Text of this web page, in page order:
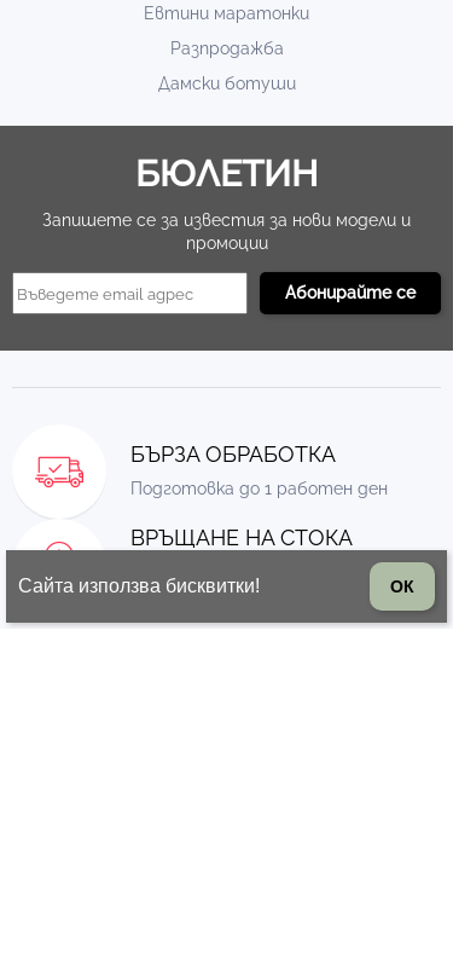
Евтини маратонки
Разпродажба
Дамски ботуши
БЮЛЕТИН
Запишете се за известия за нови модели и
промоции
БЪРЗА ОБРАБОТКА
Подготовка до 1 работен ден
ВРЪЩАНЕ НА СТОКА
стоката
Сайта използва бисквитки! ОК